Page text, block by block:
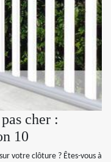
cher :
10
votre clôture ? Êtes-vous à